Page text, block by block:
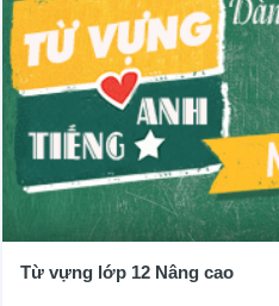
Từ vựng lớp 12 Nâng cao